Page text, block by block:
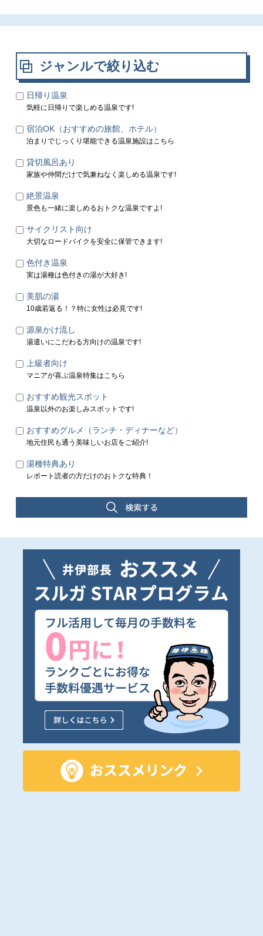
ジャンルで絞り込む
日帰り温泉
気軽に日帰りで楽しめる温泉です!
宿泊OK（おすすめの旅館、ホテル）
泊まりでじっくり堪能できる温泉施設はこちら
貸切風呂あり
家族や仲間だけで気兼ねなく楽しめる温泉です!
絶景温泉
景色も一緒に楽しめるおトクな温泉ですよ!
サイクリスト向け
大切なロードバイクを安全に保管できます!
色付き温泉
実は湯種は色付きの湯が大好き!
美肌の湯
10歳若返る！？特に女性は必見です!
源泉かけ流し
湯遣いにこだわる方向けの温泉です!
上級者向け
マニアが喜ぶ温泉特集はこちら
おすすめ観光スポット
温泉以外のお楽しみスポットです!
おすすめグルメ（ランチ・ディナーなど）
地元住民も通う美味しいお店をご紹介!
湯種特典あり
レポート読者の方だけのおトクな特典！